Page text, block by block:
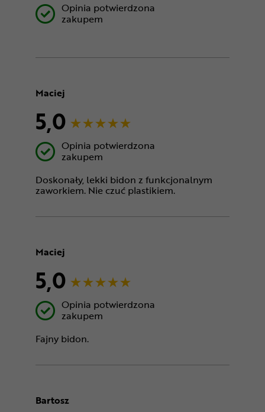
Opinia potwierdzona
zakupem
Maciej
5,0
Opinia potwierdzona
zakupem
Doskonały, lekki bidon z funkcjonalnym
zaworkiem. Nie czuć plastikiem.
Maciej
5,0
Opinia potwierdzona
zakupem
Fajny bidon.
Bartosz